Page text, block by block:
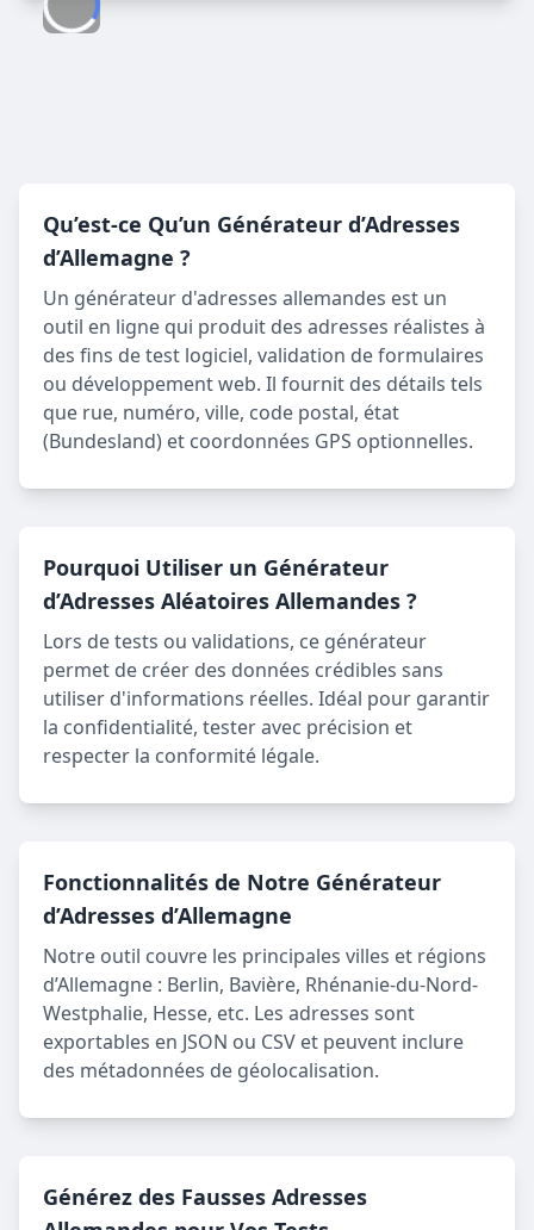
Qu’est-ce Qu’un Générateur d’Adresses
d’Allemagne ?
Un générateur d'adresses allemandes est un
outil en ligne qui produit des adresses réalistes à
des fins de test logiciel, validation de formulaires
ou développement web. Il fournit des détails tels
que rue, numéro, ville, code postal, état
(Bundesland) et coordonnées GPS optionnelles.
Pourquoi Utiliser un Générateur
d’Adresses Aléatoires Allemandes ?
Lors de tests ou validations, ce générateur
permet de créer des données crédibles sans
utiliser d'informations réelles. Idéal pour garantir
la confidentialité, tester avec précision et
respecter la conformité légale.
Fonctionnalités de Notre Générateur
d’Adresses d’Allemagne
Notre outil couvre les principales villes et régions
d’Allemagne : Berlin, Bavière, Rhénanie-du-Nord-
Westphalie, Hesse, etc. Les adresses sont
exportables en JSON ou CSV et peuvent inclure
des métadonnées de géolocalisation.
Générez des Fausses Adresses